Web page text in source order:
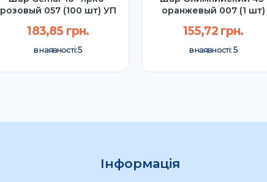
розовый 057 (100 шт) УП
183,85 грн.
в наявності:5
оранжевый 007 (1 шт)
155,72 грн.
в наявності: 5
Інформація